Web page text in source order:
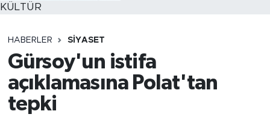
KÜLTÜR
HABERLER SİYASET
Gürsoy'un istifa
açıklamasına Polat'tan
tepki